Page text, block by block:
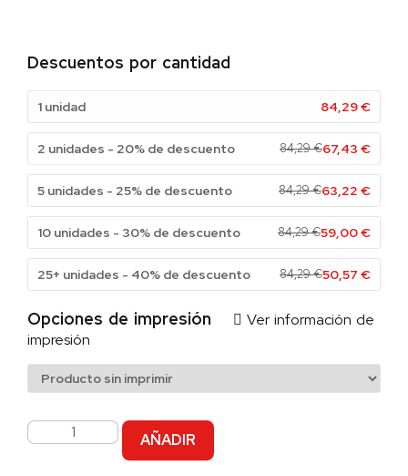
Descuentos por cantidad
1 unidad 84,29€
2 unidades - 20% de descuento 84,29€67,43 €
5 unidades - 25% de descuento 84,29€63,22 €
10 unidades - 30% de descuento 84,29€59,00€
25+ unidades - 40% de descuento 84,29€50,57 €
Opciones de impresión
Ver información de
impresión
AÑADIR